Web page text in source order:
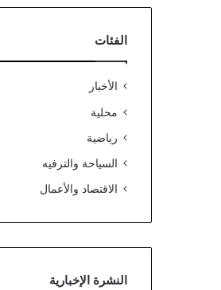
الفئات
الأخبار
محلية
رياضية
السياحة والترفيه
الاقتصاد والأعمال
النشرة الإخبارية